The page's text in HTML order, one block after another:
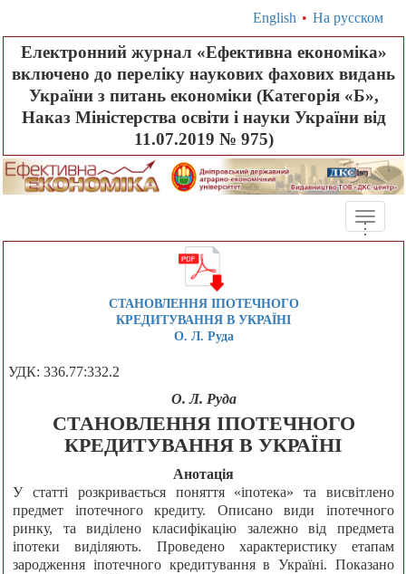
English • На русском
Електронний журнал «Ефективна економіка»
включено до переліку наукових фахових видань
України з питань економіки (Категорія «Б»,
Наказ Міністерства освіти і науки України від
11.07.2019 № 975)
Toggle
...
СТАНОВЛЕННЯ ІПОТЕЧНОГО
КРЕДИТУВАННЯ В УКРАЇНІ
О. Л. Руда
УДК: 336.77:332.2
О. Л. Руда
СТАНОВЛЕННЯ ІПОТЕЧНОГО
КРЕДИТУВАННЯ В УКРАЇНІ
Анотація
У статті розкривається поняття «іпотека» та висвітлено
предмет іпотечного кредиту. Описано види іпотечного
ринку, та виділено класифікацію залежно від предмета
іпотеки виділяють. Проведено характеристику етапам
зародження іпотечного кредитування в Україні. Показано